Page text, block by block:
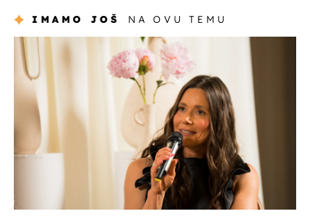
IMAMO JOŠ NA OVU TEMU
moda & ljepota